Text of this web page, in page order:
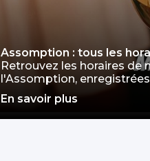
Assomption : tous les
Retrouvez les horaires de
l'Assomption, enregistrées
En savoir plus